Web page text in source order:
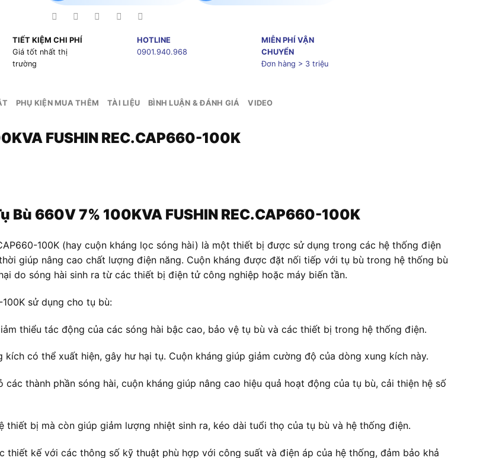
TIẾT KIỆM CHI PHÍ
Giá tốt nhất thị
trường
HOTLINE
0901.940.968
MIỄN PHÍ VẬN
CHUYỂN
Đơn hàng > 3 triệu
PHỤ KIỆN MUA THÊM TÀI LIỆU BÌNH LUẬN & ĐÁNH GIÁ VIDEO
FUSHIN REC.CAP660-100K
Bù 660V 7% 100KVA FUSHIN REC.CAP660-100K
100K (hay cuộn kháng lọc sóng hài) là một thiết bị được sử dụng trong các hệ thống điện
giúp nâng cao chất lượng điện năng. Cuộn kháng được đặt nối tiếp với tụ bù trong hệ thống bù
do sóng hài sinh ra từ các thiết bị điện tử công nghiệp hoặc máy biến tần.
sử dụng cho tụ bù:
thiểu tác động của các sóng hài bậc cao, bảo vệ tụ bù và các thiết bị trong hệ thống điện.
có thể xuất hiện, gây hư hại tụ. Cuộn kháng giúp giảm cường độ của dòng xung kích này.
các thành phần sóng hài, cuộn kháng giúp nâng cao hiệu quả hoạt động của tụ bù, cải thiện hệ số
thiết bị mà còn giúp giảm lượng nhiệt sinh ra, kéo dài tuổi thọ của tụ bù và hệ thống điện.
thiết kế với các thông số kỹ thuật phù hợp với công suất và điện áp của hệ thống, đảm bảo khả